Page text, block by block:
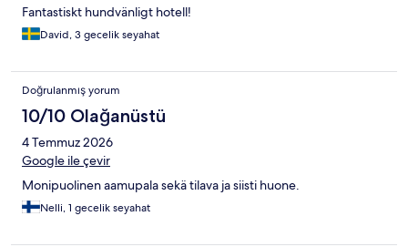
Fantastiskt hundvänligt hotell!
David, 3 gecelik seyahat
Doğrulanmış yorum
10/10 Olağanüstü
4 Temmuz 2026
Google ile çevir
Monipuolinen aamupala sekä tilava ja siisti huone.
Nelli, 1 gecelik seyahat